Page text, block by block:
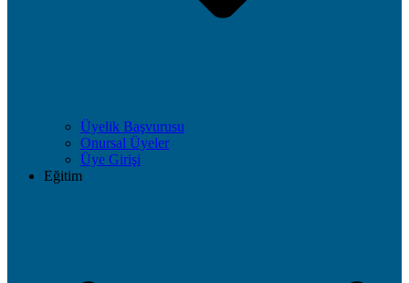
Üyelik Başvurusu
Onursal Üyeler
Üye Girişi
Eğitim